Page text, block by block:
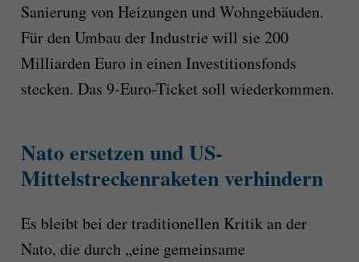
Sanierung von Heizungen und Wohngebäuden.
Für den Umbau der Industrie will sie 200
Milliarden Euro in einen Investitionsfonds
stecken. Das 9-Euro-Ticket soll wiederkommen.
Nato ersetzen und US-
Mittelstreckenraketen verhindern
Es bleibt bei der traditionellen Kritik an der
Nato, die durch „eine gemeinsame